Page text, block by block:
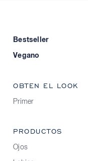
Bestseller
Vegano
OBTEN EL LOOK
Primer
PRODUCTOS
Ojos